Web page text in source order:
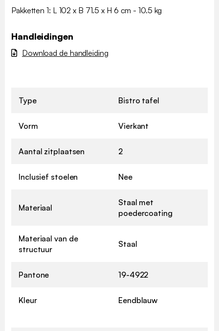
Pakketten 1: L 102 x B 71.5 x H 6 cm - 10.5 kg
Handleidingen
Download de handleiding
Type Bistro tafel
Vorm Vierkant
Aantal zitplaatsen 2
Inclusief stoelen Nee
Materiaal
Staal met
poedercoating
Materiaal van de
structuur
Staal
Pantone 19-4922
Kleur Eendblauw